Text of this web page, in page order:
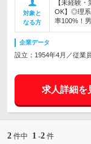
対象と
なる方
【未経験
OK】◎理系
率100%！
企業データ
設立：1954年4月／従業
求人詳細を
2 件中 1 -2 件